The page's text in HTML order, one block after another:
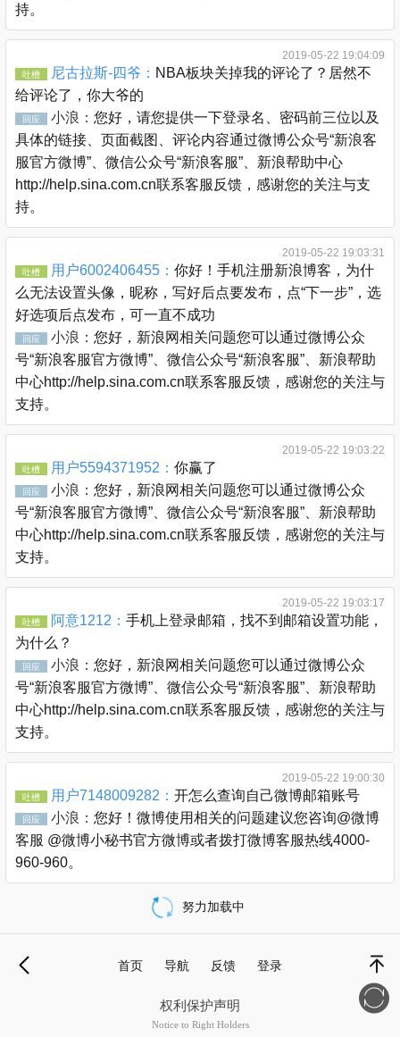
持。
2019-05-22 19:04:09
吐槽 尼古拉斯-四爷： NBA板块关掉我的评论了？居然不
给评论了，你大爷的
回应 小浪： 您好，请您提供一下登录名、密码前三位以及
具体的链接、页面截图、评论内容通过微博公众号“新浪客
服官方微博”、微信公众号“新浪客服”、新浪帮助中心
http://help.sina.com.cn联系客服反馈，感谢您的关注与支
持。
2019-05-22 19:03:31
吐槽 用户6002406455： 你好！手机注册新浪博客，为什
么无法设置头像，昵称，写好后点要发布，点“下一步”，选
好选项后点发布，可一直不成功
回应 小浪： 您好，新浪网相关问题您可以通过微博公众
号“新浪客服官方微博”、微信公众号“新浪客服”、新浪帮助
中心http://help.sina.com.cn联系客服反馈，感谢您的关注与
支持。
2019-05-22 19:03:22
吐槽 用户5594371952： 你赢了
回应 小浪： 您好，新浪网相关问题您可以通过微博公众
号“新浪客服官方微博”、微信公众号“新浪客服”、新浪帮助
中心http://help.sina.com.cn联系客服反馈，感谢您的关注与
支持。
2019-05-22 19:03:17
吐槽 阿意1212： 手机上登录邮箱，找不到邮箱设置功能，
为什么？
回应 小浪： 您好，新浪网相关问题您可以通过微博公众
号“新浪客服官方微博”、微信公众号“新浪客服”、新浪帮助
中心http://help.sina.com.cn联系客服反馈，感谢您的关注与
支持。
2019-05-22 19:00:30
吐槽 用户7148009282： 开怎么查询自己微博邮箱账号
回应 小浪： 您好！微博使用相关的问题建议您咨询@微博
客服 @微博小秘书官方微博或者拨打微博客服热线4000-
960-960。
载
更
努力加载中
顶部
首页 导航 反馈 登录
权利保护声明
Notice to Right Holders